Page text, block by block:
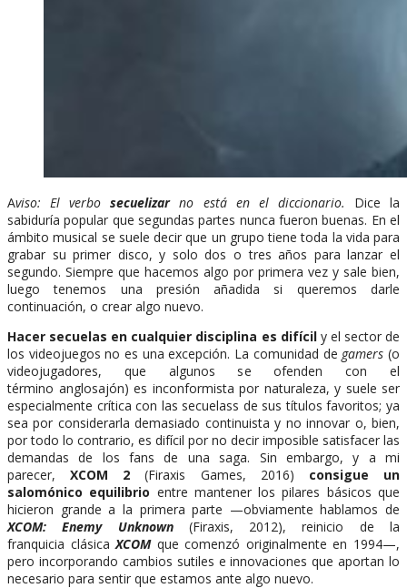
Aviso: El verbosecuelizarno está en el diccionario. Dice la
sabiduría popular que segundas partes nunca fueron buenas. En el
ámbito musical se suele decir que un grupo tiene toda la vida para
grabar su primer disco, y solo dos o tres años para lanzar el
segundo. Siempre que hacemos algo por primera vez y sale bien,
luego tenemos una presión añadida si queremos darle
continuación, o crear algo nuevo.
Hacer secuelas en cualquier disciplina es difícily el sector de
los videojuegos no es una excepción. La comunidad de gamers (o
videojugadores, que algunos se ofenden con el
término anglosajón) es inconformista por naturaleza, y suele ser
especialmente crítica con las secuelass de sus títulos favoritos; ya
sea por considerarla demasiado continuista y no innovar o, bien,
por todo lo contrario, es difícil por no decir imposible satisfacer las
demandas de los fans de una saga. Sin embargo, y a mi
parecer,XCOM 2(Firaxis Games, 2016) consigue un
salomónico equilibrio entre mantener los pilares básicos que
hicieron grande a la primera parte —obviamente hablamos de
XCOM: Enemy Unknown(Firaxis, 2012), reinicio de la
franquicia clásicaXCOMque comenzó originalmente en 1994—,
pero incorporando cambios sutiles e innovaciones que aportan lo
necesario para sentir que estamos ante algo nuevo.